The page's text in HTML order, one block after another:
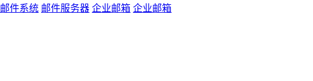
邮件系统 邮件服务器 企业邮箱 企业邮箱